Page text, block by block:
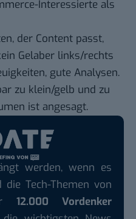
Interessierte als
der Content passt,
Gelaber links/rechts
gute Analysen.
zu klein/gelb und zu
ist angesagt.
werden, wenn es
die Tech-Themen von
12.000 Vordenker